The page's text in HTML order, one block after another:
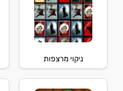
ניקוי מרצפות